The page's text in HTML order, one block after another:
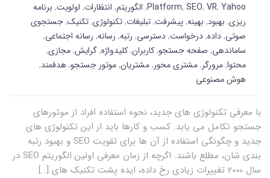
Platform, SEO, VR, Yahoo
, الگوریتم, انتظارات, اولویت, برنامه
ریزی, بهبود, بهینه,پیشرفت,تبلیغات,تکنولوژی,تکنیک,جستجوی
صوتی,داده,درخواست,دسترسی, رتبه, رسانه, رسانه اجتماعی,
ساماندهی, صفحه جستجو,کاربران,کلیدواژه,گرایش,مجازی,
محتوا,مرورگر,مشتری محور,مشتریان,موتور جستجو,هدفمند,
هوش مصنوعی
با معرفی تکنولوژی های جدید، نحوه استفاده افراد از موتورهای
جستجو تکامل می یابد. کسب و کارها باید از این تکنولوژی های
جدید و چگونگی استفاده از آن ها برای تقویت SEO و بهبود رتبه
بندی شان، مطلع باشند. اگرچه از زمان معرفی اولین الگوریتم SEO در
سال 2000 تغییرات زیادی رخ داده، ایده پشت تکنیک های […]